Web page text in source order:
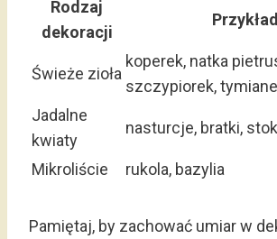
Rodzaj
dekoracji
Świeże zioła
koperek, natka
szczypiorek,
Jadalne
kwiaty
nasturcje, bratki,
Mikroliście rukola, bazylia
Pamiętaj, by zachować umiar w